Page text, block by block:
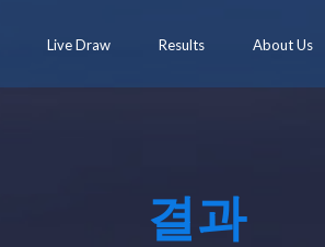
Live Draw Results About Us
결과